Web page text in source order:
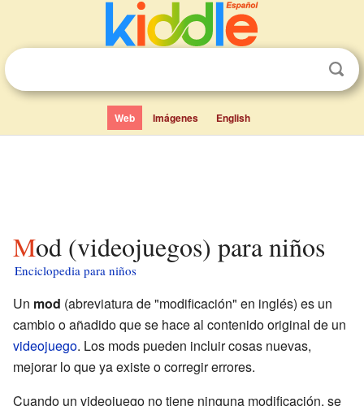
Web Imágenes English
Mod (videojuegos) para niños
Enciclopedia para niños
Un mod (abreviatura de "modificación" en inglés) es un
cambio o añadido que se hace al contenido original de un
videojuego. Los mods pueden incluir cosas nuevas,
mejorar lo que ya existe o corregir errores.
Cuando un videojuego no tiene ninguna modificación, se